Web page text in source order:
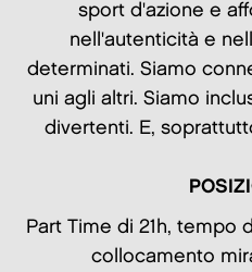
sport d'azione e
nell'autenticità e
determinati. Siamo
uni agli altri. Siamo
divertenti. E,
Part Time di 21h, tempo
collocamento